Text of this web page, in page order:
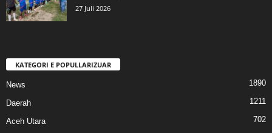
27 Juli 2026
KATEGORI E POPULLARIZUAR
News 1890
Daerah 1211
Aceh Utara 702